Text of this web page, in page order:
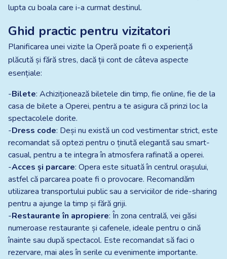
lupta cu boala care i-a curmat destinul.
Ghid practic pentru vizitatori
Planificarea unei vizite la Operă poate fi o experiență
plăcută și fără stres, dacă ții cont de câteva aspecte
esențiale:
-Bilete: Achiziționează biletele din timp, fie online, fie de la
casa de bilete a Operei, pentru a te asigura că prinzi loc la
spectacolele dorite.
-Dress code: Deși nu există un cod vestimentar strict, este
recomandat să optezi pentru o ținută elegantă sau smart-
casual, pentru a te integra în atmosfera rafinată a operei.
-Acces și parcare: Opera este situată în centrul orașului,
astfel că parcarea poate fi o provocare. Recomandăm
utilizarea transportului public sau a serviciilor de ride-sharing
pentru a ajunge la timp și fără griji.
-Restaurante în apropiere: În zona centrală, vei găsi
numeroase restaurante și cafenele, ideale pentru o cină
înainte sau după spectacol. Este recomandat să faci o
rezervare, mai ales în serile cu evenimente importante.